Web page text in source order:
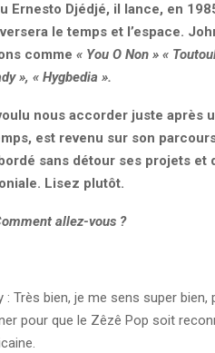
Ernesto Djédjé, il lance, en
le temps et l’espace.
comme « You O Non » «
», « Hygbedia ».
nous accorder juste après
est revenu sur son
sans détour ses projets
Lisez plutôt.
allez-vous ?
: Très bien, je me sens super
pour que le Zêzê Pop soit